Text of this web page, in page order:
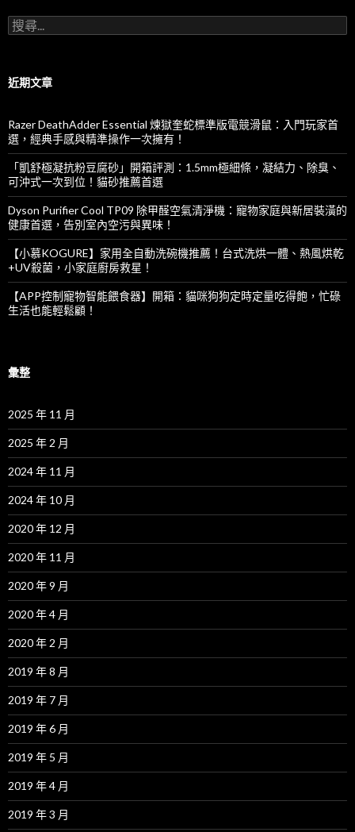
搜
尋
字:
近期文章
Razer DeathAdder Essential 煉獄奎蛇標準版電競滑鼠：入門玩家首
選，經典手感與精準操作一次擁有！
「凱舒極凝抗粉豆腐砂」開箱評測：1.5mm極細條，凝結力、除臭、
可沖式一次到位！貓砂推薦首選
Dyson Purifier Cool TP09 除甲醛空氣清淨機：寵物家庭與新居裝潢的
健康首選，告別室內空污與異味！
【小慕KOGURE】家用全自動洗碗機推薦！台式洗烘一體、熱風烘乾
+UV殺菌，小家庭廚房救星！
【APP控制寵物智能餵食器】開箱：貓咪狗狗定時定量吃得飽，忙碌
生活也能輕鬆顧！
彙整
2025 年 11 月
2025 年 2 月
2024 年 11 月
2024 年 10 月
2020 年 12 月
2020 年 11 月
2020 年 9 月
2020 年 4 月
2020 年 2 月
2019 年 8 月
2019 年 7 月
2019 年 6 月
2019 年 5 月
2019 年 4 月
2019 年 3 月